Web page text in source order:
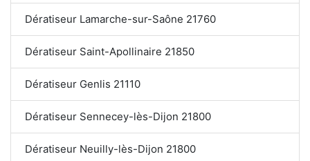
Dératiseur Lamarche-sur-Saône 21760
Dératiseur Saint-Apollinaire 21850
Dératiseur Genlis 21110
Dératiseur Sennecey-lès-Dijon 21800
Dératiseur Neuilly-lès-Dijon 21800